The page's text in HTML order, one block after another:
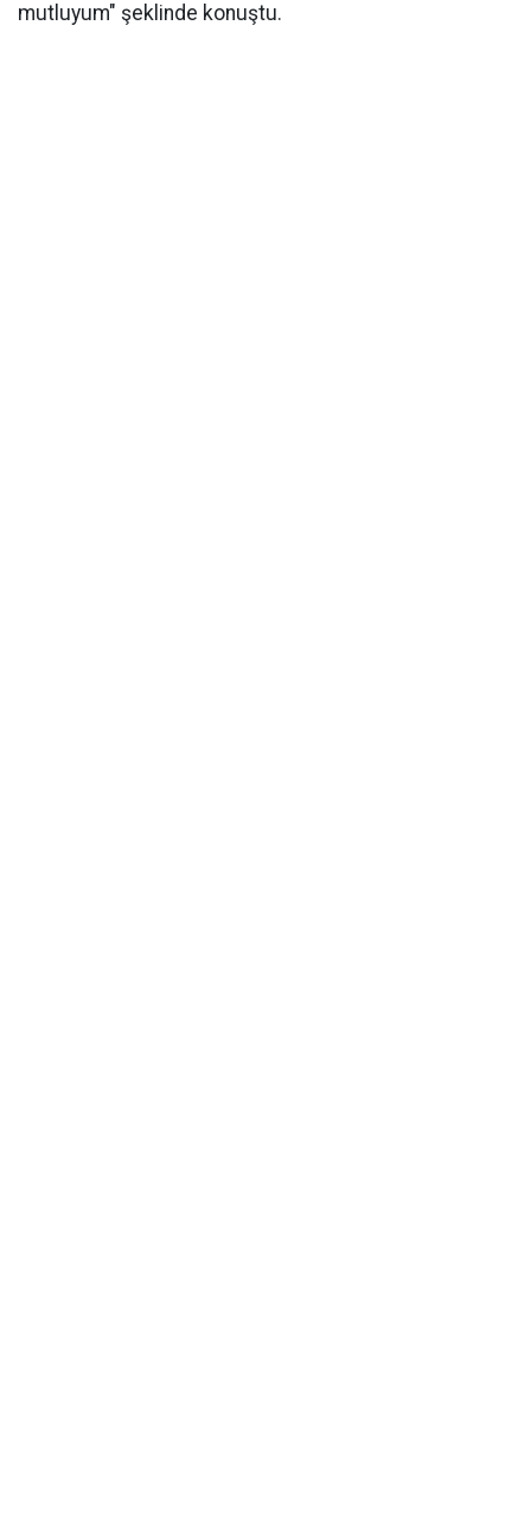
mutluyum" şeklinde konuştu.